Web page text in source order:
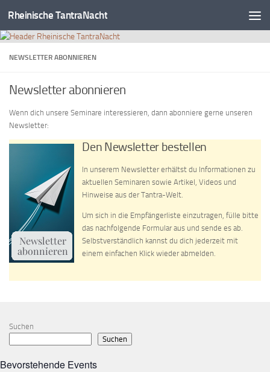
Zum Inhalt springen
Rheinische TantraNacht
NEWSLETTER ABONNIEREN
Newsletter abonnieren
Wenn dich unsere Seminare interessieren, dann abonniere gerne unseren
Newsletter:
Den Newsletter bestellen
In unserem Newsletter erhältst du Informationen zu
aktuellen Seminaren sowie Artikel, Videos und
Hinweise aus der Tantra-Welt.
Um sich in die Empfängerliste einzutragen, fülle bitte
das nachfolgende Formular aus und sende es ab.
Selbstverständlich kannst du dich jederzeit mit
einem einfachen Klick wieder abmelden.
Suchen
Suchen
Bevorstehende Events